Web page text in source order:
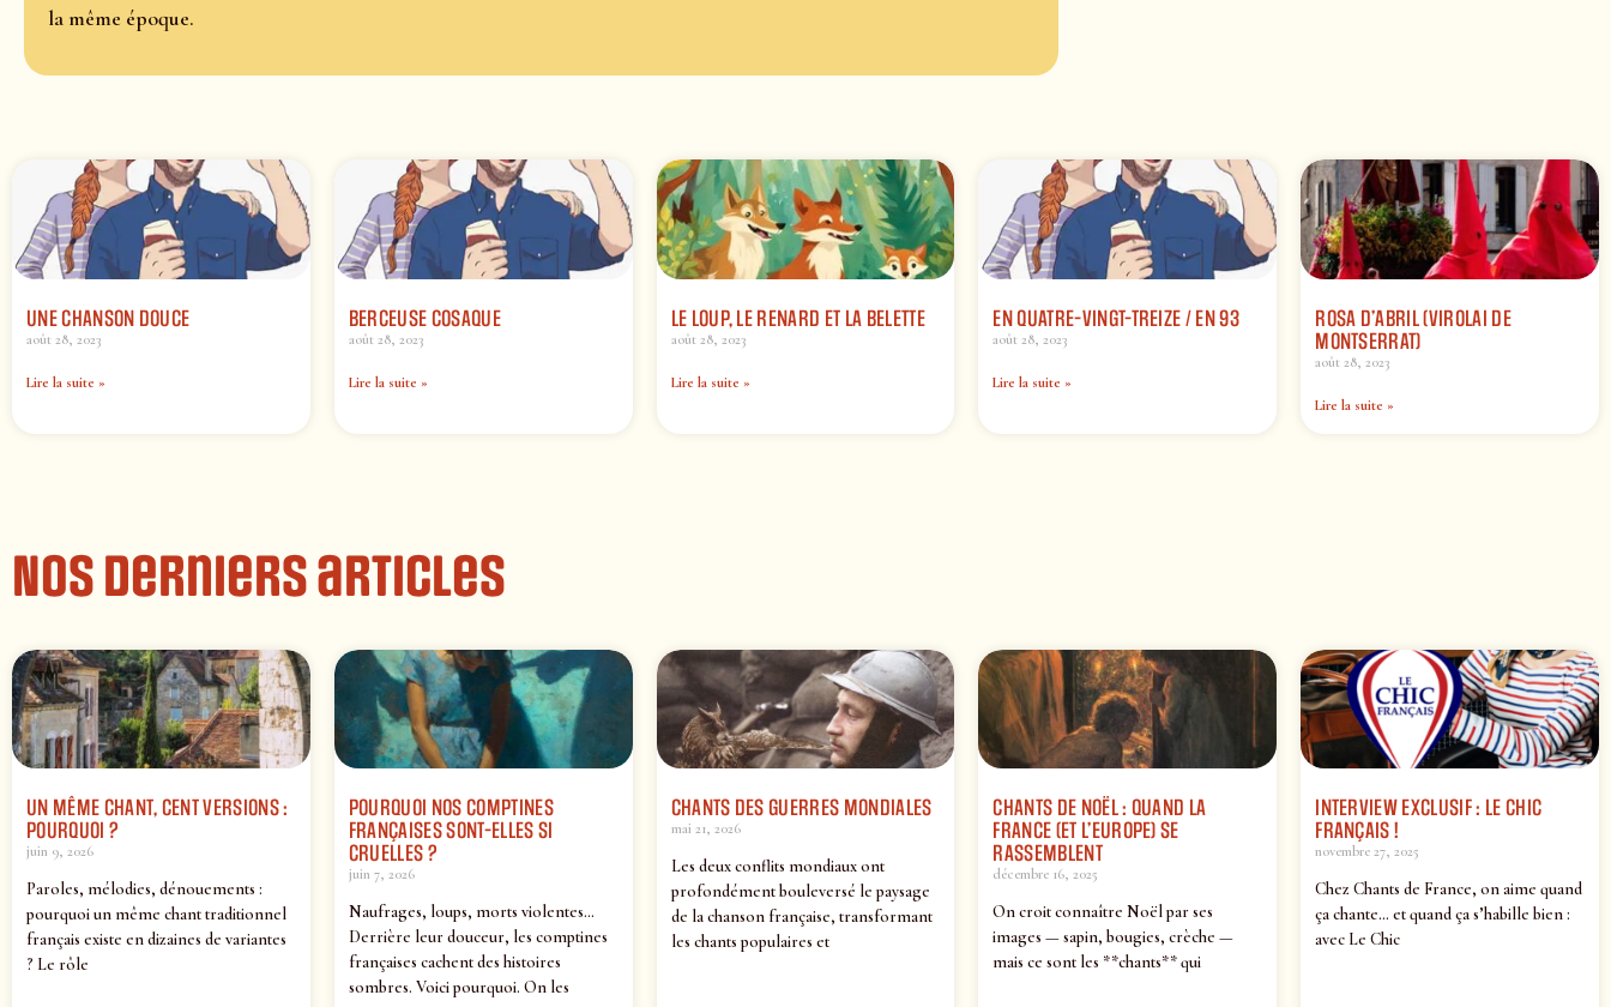
la même époque.
UNE CHANSON DOUCE
août 28, 2023
Lire la suite »
BERCEUSE COSAQUE
août 28, 2023
Lire la suite »
LE LOUP, LE RENARD ET LA BELETTE
août 28, 2023
Lire la suite »
EN QUATRE-VINGT-TREIZE / EN 93
août 28, 2023
Lire la suite »
ROSA D’ABRIL (VIROLAI DE
MONTSERRAT)
août 28, 2023
Lire la suite »
Nos derniers articles
UN MÊME CHANT, CENT VERSIONS :
POURQUOI ?
juin 9, 2026
Paroles, mélodies, dénouements :
pourquoi un même chant traditionnel
français existe en dizaines de variantes
? Le rôle
POURQUOI NOS COMPTINES
FRANÇAISES SONT-ELLES SI
CRUELLES ?
juin 7, 2026
Naufrages, loups, morts violentes…
Derrière leur douceur, les comptines
françaises cachent des histoires
sombres. Voici pourquoi. On les
CHANTS DES GUERRES MONDIALES
mai 21, 2026
Les deux conflits mondiaux ont
profondément bouleversé le paysage
de la chanson française, transformant
les chants populaires et
CHANTS DE NOËL : QUAND LA
FRANCE (ET L’EUROPE) SE
RASSEMBLENT
décembre 16, 2025
On croit connaître Noël par ses
images — sapin, bougies, crèche —
mais ce sont les **chants** qui
INTERVIEW EXCLUSIF : LE CHIC
FRANÇAIS !
novembre 27, 2025
Chez Chants de France, on aime quand
ça chante… et quand ça s’habille bien :
avec Le Chic